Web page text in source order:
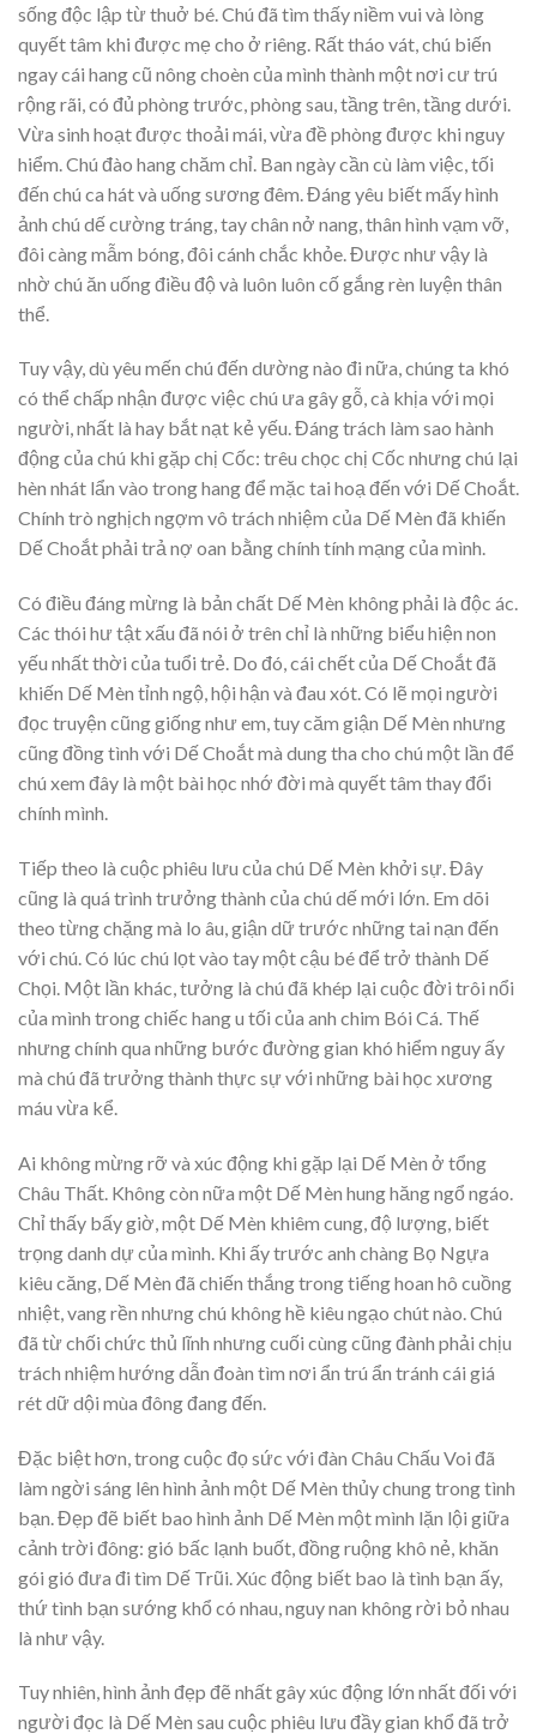
sống độc lập từ thuở bé. Chú đã tìm thấy niềm vui và lòng
quyết tâm khi được mẹ cho ở riêng. Rất tháo vát, chú biến
ngay cái hang cũ nông choèn của mình thành một nơi cư trú
rộng rãi, có đủ phòng trước, phòng sau, tầng trên, tầng dưới.
Vừa sinh hoạt được thoải mái, vừa đề phòng được khi nguy
hiểm. Chú đào hang chăm chỉ. Ban ngày cần cù làm việc, tối
đến chú ca hát và uống sương đêm. Đáng yêu biết mấy hình
ảnh chú dế cường tráng, tay chân nở nang, thân hình vạm vỡ,
đôi càng mẫm bóng, đôi cánh chắc khỏe. Được như vậy là
nhờ chú ăn uống điều độ và luôn luôn cố gắng rèn luyện thân
thể.
Tuy vậy, dù yêu mến chú đến dường nào đi nữa, chúng ta khó
có thể chấp nhận được việc chú ưa gây gỗ, cà khịa với mọi
người, nhất là hay bắt nạt kẻ yếu. Đáng trách làm sao hành
động của chú khi gặp chị Cốc: trêu chọc chị Cốc nhưng chú lại
hèn nhát lẩn vào trong hang để mặc tai hoạ đến với Dế Choắt.
Chính trò nghịch ngợm vô trách nhiệm của Dế Mèn đã khiến
Dế Choắt phải trả nợ oan bằng chính tính mạng của mình.
Có điều đáng mừng là bản chất Dế Mèn không phải là độc ác.
Các thói hư tật xấu đã nói ở trên chỉ là những biểu hiện non
yếu nhất thời của tuổi trẻ. Do đó, cái chết của Dế Choắt đã
khiến Dế Mèn tỉnh ngộ, hội hận và đau xót. Có lẽ mọi người
đọc truyện cũng giống như em, tuy căm giận Dế Mèn nhưng
cũng đồng tình với Dế Choắt mà dung tha cho chú một lần để
chú xem đây là một bài học nhớ đời mà quyết tâm thay đổi
chính mình.
Tiếp theo là cuộc phiêu lưu của chú Dế Mèn khởi sự. Đây
cũng là quá trình trưởng thành của chú dế mới lớn. Em dõi
theo từng chặng mà lo âu, giận dữ trước những tai nạn đến
với chú. Có lúc chú lọt vào tay một cậu bé để trở thành Dế
Chọi. Một lần khác, tưởng là chú đã khép lại cuộc đời trôi nổi
của mình trong chiếc hang u tối của anh chim Bói Cá. Thế
nhưng chính qua những bước đường gian khó hiểm nguy ấy
mà chú đã trưởng thành thực sự với những bài học xương
máu vừa kể.
Ai không mừng rỡ và xúc động khi gặp lại Dế Mèn ở tổng
Châu Thất. Không còn nữa một Dế Mèn hung hăng ngổ ngáo.
Chỉ thấy bấy giờ, một Dế Mèn khiêm cung, độ lượng, biết
trọng danh dự của mình. Khi ấy trước anh chàng Bọ Ngựa
kiêu căng, Dế Mèn đã chiến thắng trong tiếng hoan hô cuồng
nhiệt, vang rền nhưng chú không hề kiêu ngạo chút nào. Chú
đã từ chối chức thủ lĩnh nhưng cuối cùng cũng đành phải chịu
trách nhiệm hướng dẫn đoàn tìm nơi ẩn trú ẩn tránh cái giá
rét dữ dội mùa đông đang đến.
Đặc biệt hơn, trong cuộc đọ sức với đàn Châu Chấu Voi đã
làm ngời sáng lên hình ảnh một Dế Mèn thủy chung trong tình
bạn. Đẹp đẽ biết bao hình ảnh Dế Mèn một mình lặn lội giữa
cảnh trời đông: gió bấc lạnh buốt, đồng ruộng khô nẻ, khăn
gói gió đưa đi tìm Dế Trũi. Xúc động biết bao là tình bạn ấy,
thứ tình bạn sướng khổ có nhau, nguy nan không rời bỏ nhau
là như vậy.
Tuy nhiên, hình ảnh đẹp đẽ nhất gây xúc động lớn nhất đối với
người đọc là Dế Mèn sau cuộc phiêu lưu đầy gian khổ đã trở